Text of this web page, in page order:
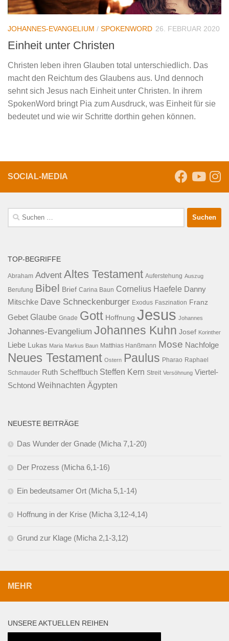
JOHANNES-EVANGELIUM / SPOKENWORD 26. FEBRUAR 2020
Einheit unter Christen
Christen leben ihren Glauben total unterschiedlich. Das
macht den Reichtum des Glaubens aus. Und dennoch
sehnt sich Jesus nach Einheit unter Christen. In ihrem
SpokenWord bringt Pia zum Ausdruck, was Einheit für sie
bedeutet und wie wir Schritte dorthin gehen können.
SOCIAL-MEDIA
Suche
nach:
TOP-BEGRIFFE
Abraham Advent Altes Testament Auferstehung Auszug
Berufung Bibel Brief Carina Baun Cornelius Haefele Danny
Mitschke Dave Schneckenburger Exodus Faszination Franz
Gebet Glaube Gnade Gott Hoffnung Jesus Johannes
Johannes-Evangelium Johannes Kuhn Josef Korinther
Liebe Lukas Maria Markus Baun Matthias Hanßmann Mose Nachfolge
Neues Testament Ostern Paulus Pharao Raphael
Schmauder Ruth Scheffbuch Steffen Kern Streit Versöhnung Viertel-
Schtond Weihnachten Ägypten
NEUESTE BEITRÄGE
Das Wunder der Gnade (Micha 7,1-20)
Der Prozess (Micha 6,1-16)
Ein bedeutsamer Ort (Micha 5,1-14)
Hoffnung in der Krise (Micha 3,12-4,14)
Grund zur Klage (Micha 2,1-3,12)
MEHR
UNSERE AKTUELLEN REIHEN